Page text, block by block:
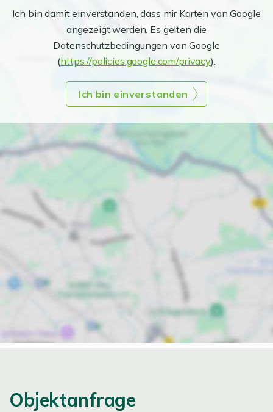
Ich bin damit einverstanden, dass mir Karten von Google
angezeigt werden. Es gelten die
Datenschutzbedingungen von Google
(https://policies.google.com/privacy).
Ich bin einverstanden
Objektanfrage